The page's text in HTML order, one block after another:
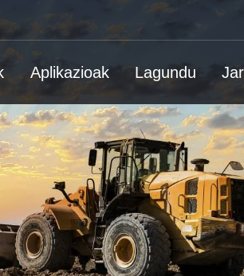
Aplikazioak Lagundu